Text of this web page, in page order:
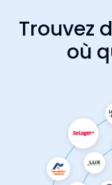
Trouvez
où